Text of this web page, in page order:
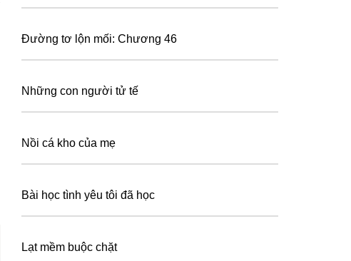
Đường tơ lộn mối: Chương 46
Những con người tử tế
Nồi cá kho của mẹ
Bài học tình yêu tôi đã học
Lạt mềm buộc chặt